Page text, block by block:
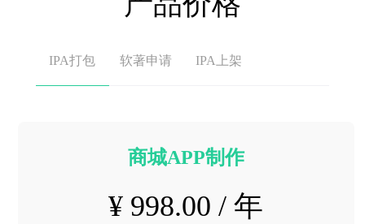
IPA打包 软著申请 IPA上架
商城APP制作
¥ 998.00 / 年